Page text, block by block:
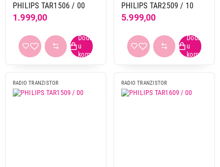
Kenwood
Lenco
Meanit
1
Muse
3
PHILIPS TAR1506 / 00
1.999,00
PHILIPS TAR2509 / 10
5.999,00
RADIO TRANZISTOR RADIO TRANZISTOR